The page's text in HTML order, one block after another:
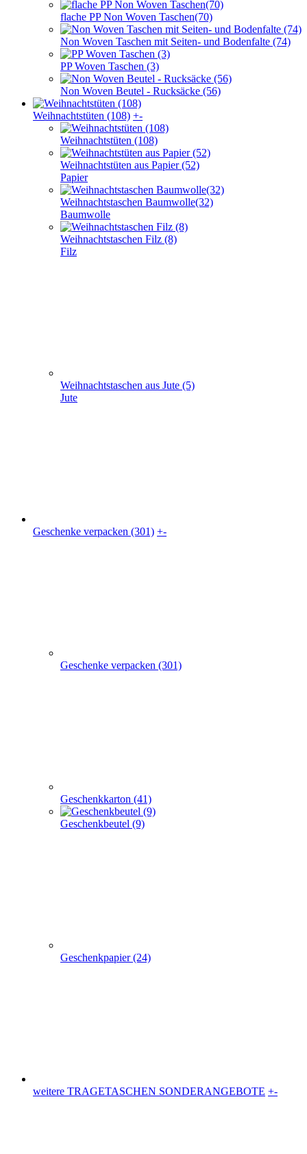
flache PP Non Woven Taschen(70)
Non Woven Taschen mit Seiten- und Bodenfalte (74)
PP Woven Taschen (3)
Non Woven Beutel - Rucksäcke (56)
Weihnachts­tüten (108) +-
Weihnachts­tüten (108)
Weihnachtstüten aus Papier (52)
Papier
Weihnachtstaschen Baumwolle(32)
Baumwolle
Weihnachtstaschen Filz (8)
Filz